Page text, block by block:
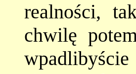
realności,
chwilę